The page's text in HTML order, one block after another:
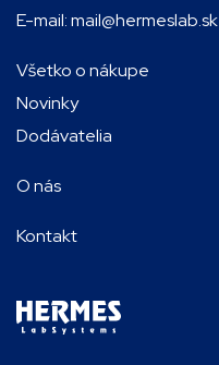
E-mail:mail@hermeslab.sk
Všetko o nákupe
Novinky
Dodávatelia
O nás
Kontakt